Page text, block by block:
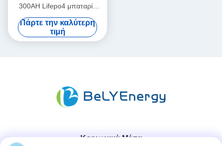
300AH Lifepo4 μπαταρία
νέος βαθμός Α κύτταρα
μακρά διάρκεια κύκλου ζωής
Πάρτε την καλύτερη
τιμή
Κοινωνικά Μέσα